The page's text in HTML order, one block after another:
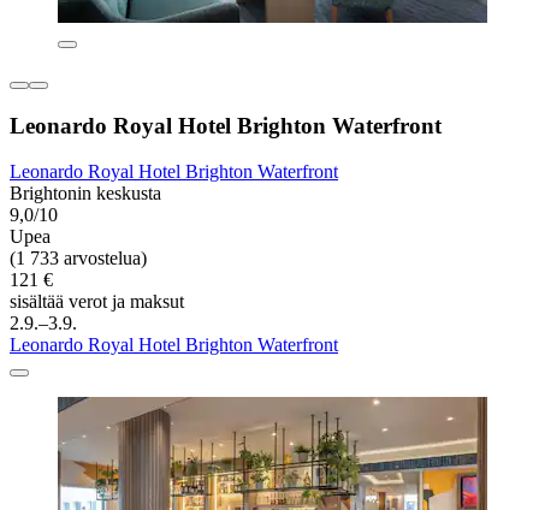
Leonardo Royal Hotel Brighton Waterfront
Leonardo Royal Hotel Brighton Waterfront
Brightonin keskusta
9,0/10
Upea
(1 733 arvostelua)
121 €
sisältää verot ja maksut
2.9.–3.9.
Leonardo Royal Hotel Brighton Waterfront